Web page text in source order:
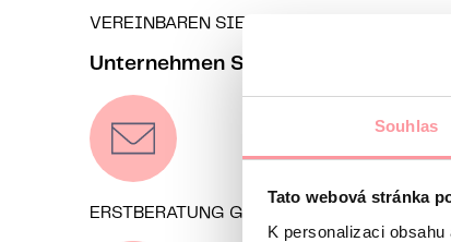
Souhlas
Tato webová stránka
K personalizaci
VEREINBAREN SIE IHRE ERSTBERATUNG
Unternehmen Sie den ersten
ERSTBERATUNG GRATIS